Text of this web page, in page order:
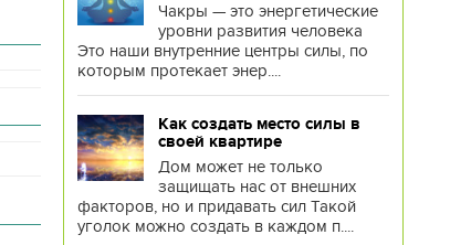
Чакры — это энергетические
уровни развития человека
Это наши внутренние центры силы, по
которым протекает энер....
Как создать место силы в
своей квартире
Дом может не только
защищать нас от внешних
факторов, но и придавать сил Такой
уголок можно создать в каждом п....